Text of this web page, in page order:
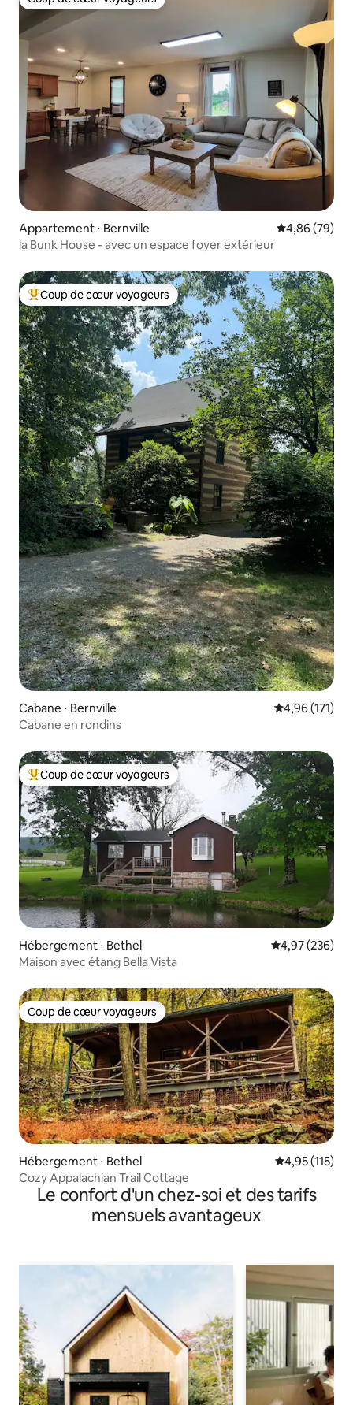
Coup de cœur voyageurs
Appartement ⋅ Bernville Évaluation
4,86 (79)
la Bunk House - avec un espace foyer extérieur
Coups de cœur voyageurs les plus appréciés
Coup de cœur voyageurs
Cabane ⋅ Bernville Évaluation
4,96 (171)
Cabane en rondins
Coups de cœur voyageurs les plus appréciés
Coup de cœur voyageurs
Hébergement ⋅ Bethel Évaluation
4,97 (236)
Maison avec étang Bella Vista
Coup de cœur voyageurs
Coup de cœur voyageurs
Hébergement ⋅ Bethel Évaluation
4,95 (115)
Cozy Appalachian Trail Cottage
Le confort d'un chez-soi et des tarifs
mensuels avantageux